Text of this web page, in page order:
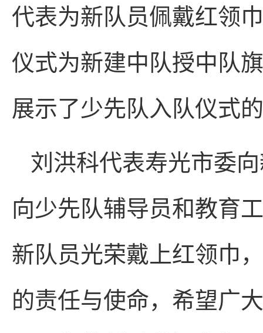
代表为新队员佩戴红领
仪式为新建中队授中队
展示了少先队入队仪式
刘洪科代表寿光市委
向少先队辅导员和教育
新队员光荣戴上红领巾
的责任与使命，希望广